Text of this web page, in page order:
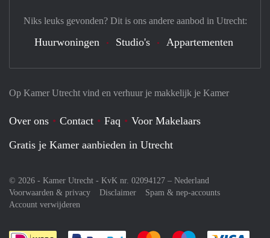
Op Kamer Utrecht vind en verhuur je makkelijk je Kamer
Over ons Contact Faq
Voor Makelaars
Gratis je Kamer aanbieden in Utrecht
© 2026 - Kamer Utrecht - KvK nr. 02094127 – Nederland
Voorwaarden & privacy
Disclaimer
Spam & nep-accounts
Account verwijderen
Niks leuks gevonden? Dit is ons andere aanbod in Utrecht:
Huurwoningen Studio's Appartementen